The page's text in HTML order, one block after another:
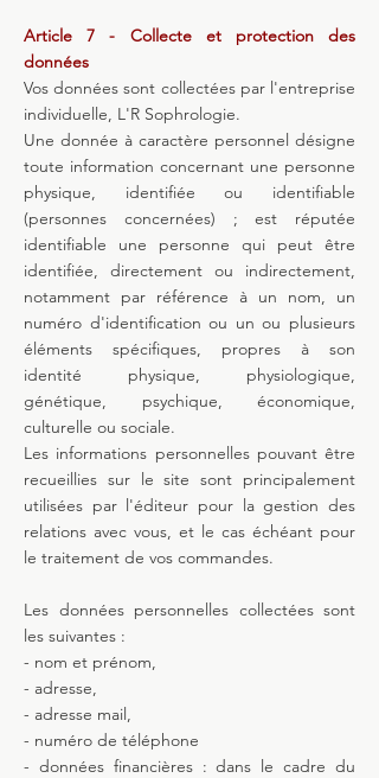
Article 7 - Collecte et protection des
données
Vos données sont collectées par l'entreprise
individuelle, L'R Sophrologie.
Une donnée à caractère personnel désigne
toute information concernant une personne
physique, identifiée ou identifiable
(personnes concernées) ; est réputée
identifiable une personne qui peut être
identifiée, directement ou indirectement,
notamment par référence à un nom, un
numéro d'identification ou un ou plusieurs
éléments spécifiques, propres à son
identité physique, physiologique,
génétique, psychique, économique,
culturelle ou sociale.
Les informations personnelles pouvant être
recueillies sur le site sont principalement
utilisées par l'éditeur pour la gestion des
relations avec vous, et le cas échéant pour
le traitement de vos commandes.
Les données personnelles collectées sont
les suivantes :
- nom et prénom,
- adresse,
- adresse mail,
- numéro de téléphone
- données financières : dans le cadre du